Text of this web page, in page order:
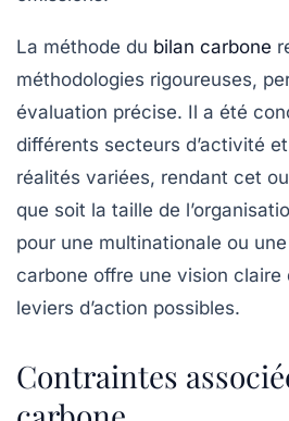
La méthode du bilan carbone
méthodologies rigoureuses,
évaluation précise. Il a été
différents secteurs d’activité
réalités variées, rendant cet
que soit la taille de
pour une multinationale ou
carbone offre une vision claire
leviers d’action possibles.
Contraintes